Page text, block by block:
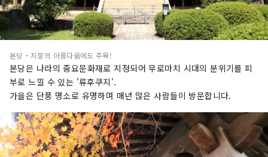
본당・지붕의 아름다움에도 주목!
본당은 나라의 중요문화재로 지정되어 무로마치 시대의 분위기를 피
부로 느낄 수 있는 '류후쿠지'.
가을은 단풍 명소로 유명하며 매년 많은 사람들이 방문합니다.